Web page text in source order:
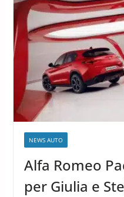
NEWS AUTO
Alfa Romeo
per Giulia e